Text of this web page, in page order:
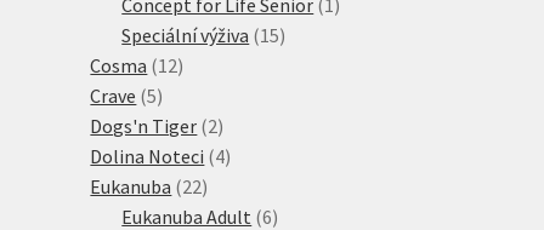
Speciální výživa 1515
Cosma 1212
Crave 55
produktů
Dogs'n Tiger 22
produkty
Dolina Noteci 44
Eukanuba 2222
produktů
Eukanuba Adult 66